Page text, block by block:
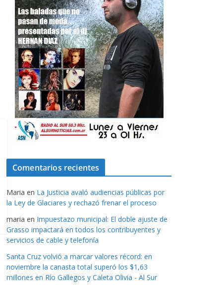
Comentarios recientes
Maria en La Justicia avaló audiencias públicas por
la Ley de Glaciares y rechazó frenar el proceso
maria en Impuestazo municipal: El doble ajuste de
Grasso impactará en todos los contribuyentes y
servicios de cable y telefonía
Santa Cruz volvió a marcar valores récord: en
noviembre la canasta total superó los $1,63
millones en Río Gallegos y Caleta Olivia - Al Sur